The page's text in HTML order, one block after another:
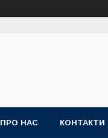
ПРО НАС КОНТАКТИ